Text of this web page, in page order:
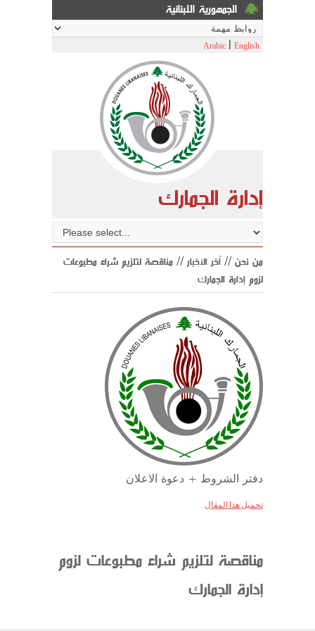
الجمهورية اللبنانية
Arabic English
إدارة الجمارك
من نحن // اّخر الأخبار// مناقصة لتلزيم شراء مطبوعات
لزوم إدارة الجمارك
دفتر الشروط + دعوة الاعلان
تحميل هذا المقال
مناقصة لتلزيم شراء مطبوعات لزوم
إدارة الجمارك